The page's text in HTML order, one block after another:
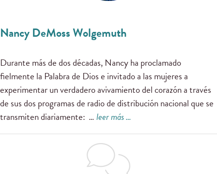
Nancy DeMoss Wolgemuth
Durante más de dos décadas, Nancy ha proclamado
fielmente la Palabra de Dios e invitado a las mujeres a
experimentar un verdadero avivamiento del corazón a través
de sus dos programas de radio de distribución nacional que se
transmiten diariamente: …leer más …